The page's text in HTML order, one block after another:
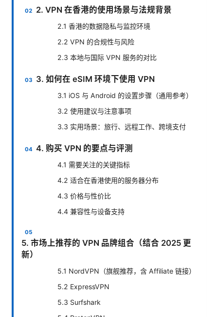
2. VPN 在香港的使用场景与法规背景
2.1 香港的数据隐私与监控环境
2.2 VPN 的合规性与风险
2.3 本地与国际 VPN 服务的对比
3. 如何在 eSIM 环境下使用 VPN
3.1 iOS 与 Android 的设置步骤（通用参考）
3.2 使用建议与注意事项
3.3 实用场景：旅行、远程工作、跨境支付
4. 购买 VPN 的要点与评测
4.1 需要关注的关键指标
4.2 适合在香港使用的服务器分布
4.3 价格与性价比
4.4 兼容性与设备支持
5. 市场上推荐的 VPN 品牌组合（结合 2025 更
新）
5.1 NordVPN（旗舰推荐，含 Affiliate 链接）
5.2 ExpressVPN
5.3 Surfshark